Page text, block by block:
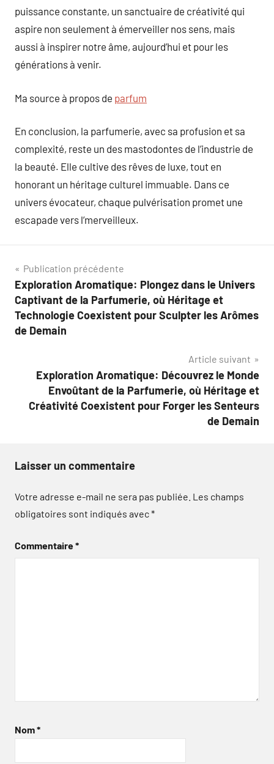
puissance constante, un sanctuaire de créativité qui
aspire non seulement à émerveiller nos sens, mais
aussi à inspirer notre âme, aujourd’hui et pour les
générations à venir.
Ma source à propos de parfum
En conclusion, la parfumerie, avec sa profusion et sa
complexité, reste un des mastodontes de l’industrie de
la beauté. Elle cultive des rêves de luxe, tout en
honorant un héritage culturel immuable. Dans ce
univers évocateur, chaque pulvérisation promet une
escapade vers l’merveilleux.
Navigation
de
l’article
Publication précédente
Exploration Aromatique: Plongez dans le Univers
Captivant de la Parfumerie, où Héritage et
Technologie Coexistent pour Sculpter les Arômes
de Demain
Article suivant
Exploration Aromatique: Découvrez le Monde
Envoûtant de la Parfumerie, où Héritage et
Créativité Coexistent pour Forger les Senteurs
de Demain
Laisser un commentaire
Votre adresse e-mail ne sera pas publiée. Les champs
obligatoires sont indiqués avec*
Commentaire*
Nom*